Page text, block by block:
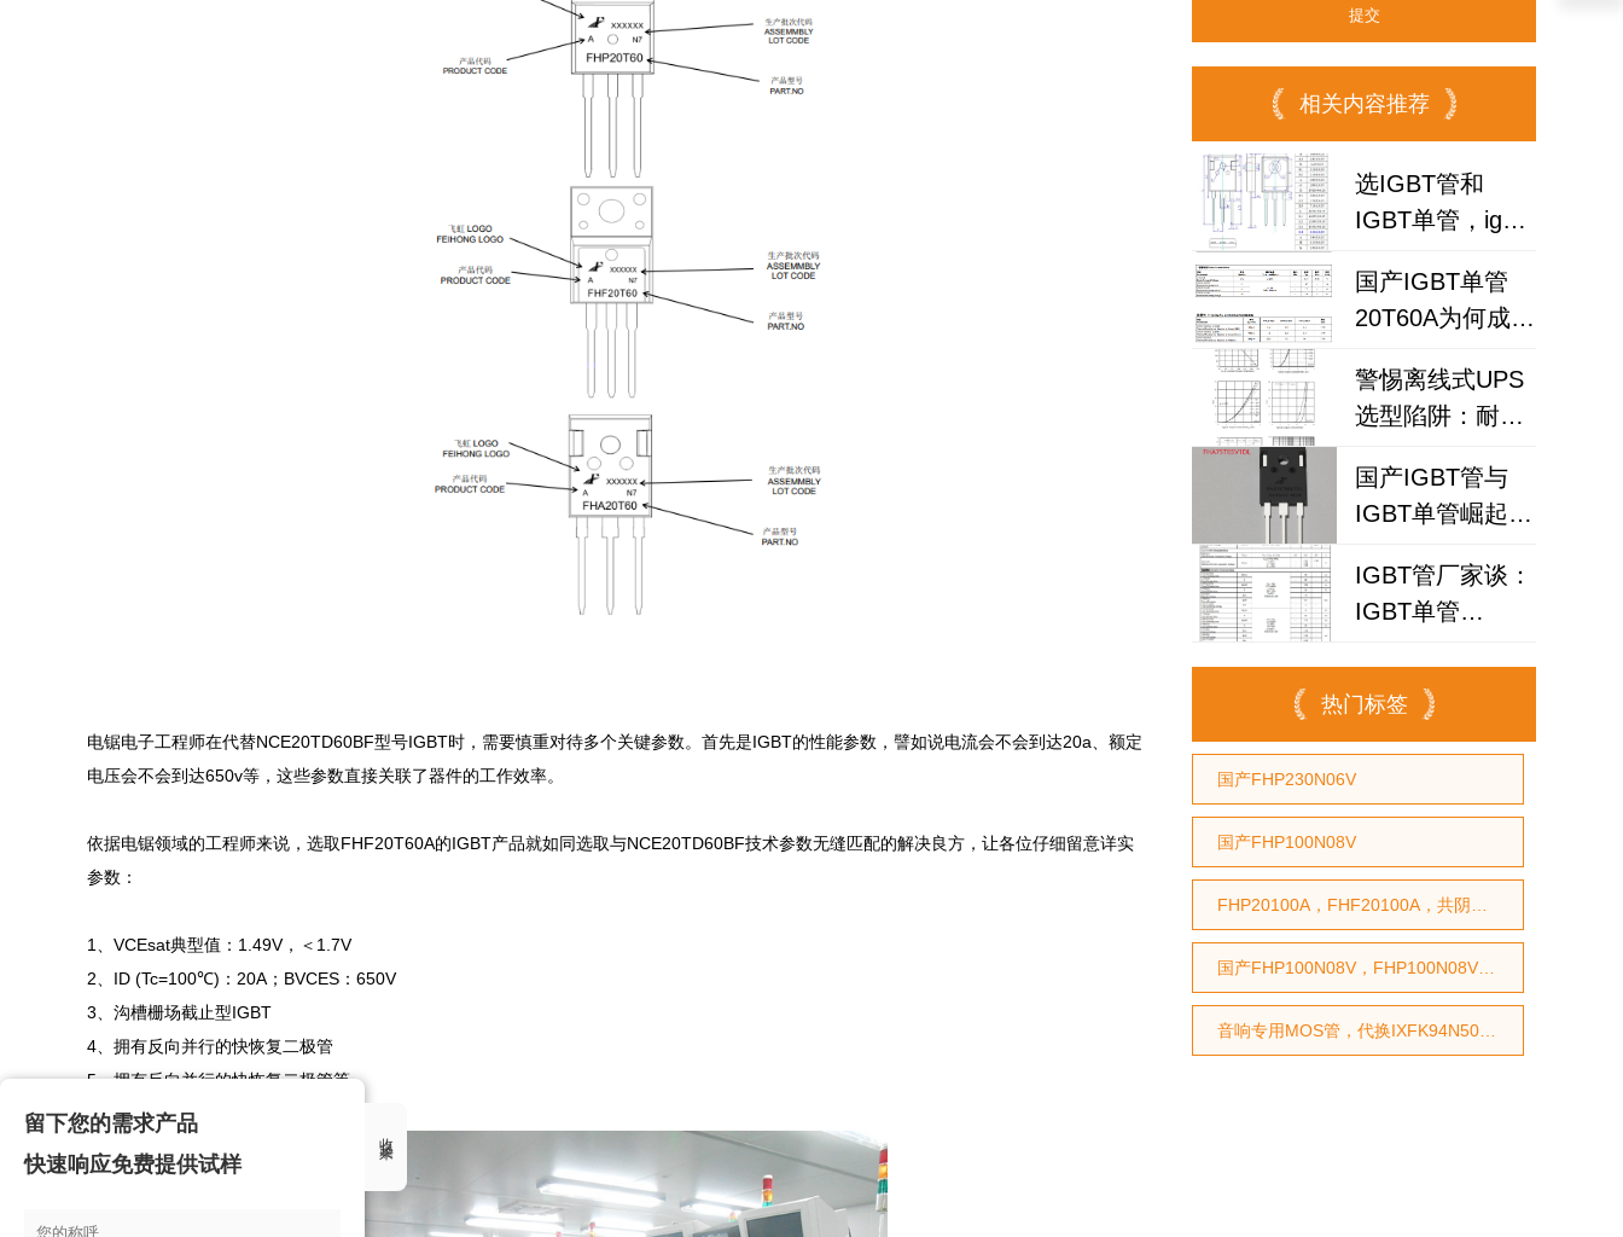
电锯电子工程师在代替NCE20TD60BF型号IGBT时，需要慎重对待多个关键参数。首先是IGBT的性能参数，譬如说电流会不会到达20a、额定
电压会不会到达650v等，这些参数直接关联了器件的工作效率。
依据电锯领域的工程师来说，选取FHF20T60A的IGBT产品就如同选取与NCE20TD60BF技术参数无缝匹配的解决良方，让各位仔细留意详实
参数：
1、VCEsat典型值：1.49V，＜1.7V
2、ID (Tc=100℃)：20A；BVCES：650V
3、沟槽栅场截止型IGBT
4、拥有反向并行的快恢复二极管
5、拥有反向并行的快恢复二极管等
相关内容推荐
选IGBT管和
IGBT单管，igbt
点建议
国产IGBT单管
20T60A为何成为
能电源优选？
警惕离线式UPS
选型陷阱：耐压
FHA25T120A如
何破解散热失效
风险？
国产IGBT管与
IGBT单管崛起：
为何赢得工程师
青睐？igbt单管
IGBT管厂家谈：
IGBT单管
代替仙童
热门标签
国产FHP230N06V
国产FHP100N08V
留下您的需求产品
快速响应免费提供试样